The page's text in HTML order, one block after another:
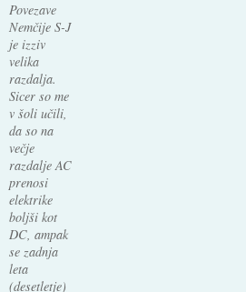
Povezave
Nemčije S-J
je izziv
velika
razdalja.
Sicer so me
v šoli učili,
da so na
večje
razdalje AC
prenosi
elektrike
boljši kot
DC, ampak
se zadnja
leta
(desetletje)